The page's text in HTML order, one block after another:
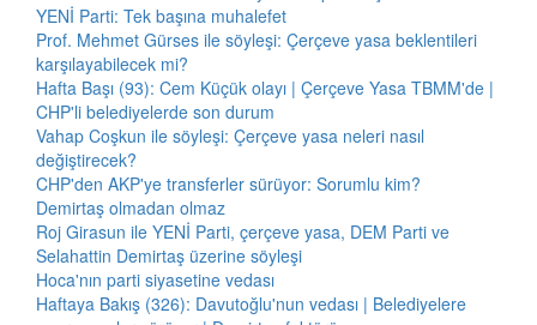
YENİ Parti: Tek başına muhalefet
Prof. Mehmet Gürses ile söyleşi: Çerçeve yasa beklentileri
karşılayabilecek mi?
Hafta Başı (93): Cem Küçük olayı | Çerçeve Yasa TBMM'de |
CHP'li belediyelerde son durum
Vahap Coşkun ile söyleşi: Çerçeve yasa neleri nasıl
değiştirecek?
CHP'den AKP'ye transferler sürüyor: Sorumlu kim?
Demirtaş olmadan olmaz
Roj Girasun ile YENİ Parti, çerçeve yasa, DEM Parti ve
Selahattin Demirtaş üzerine söyleşi
Hoca'nın parti siyasetine vedası
Haftaya Bakış (326): Davutoğlu'nun vedası | Belediyelere